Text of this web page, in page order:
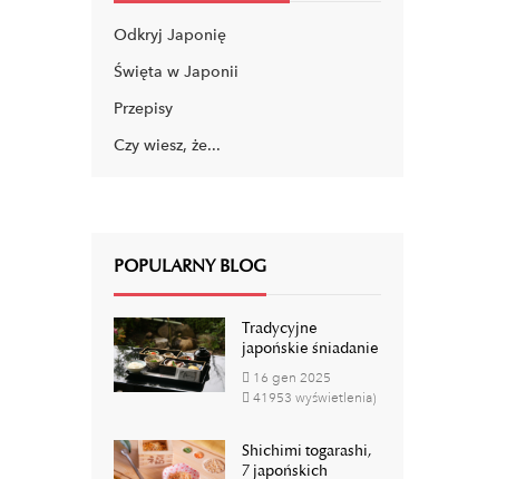
Odkryj Japonię
Święta w Japonii
Przepisy
Czy wiesz, że...
POPULARNY BLOG
Tradycyjne
japońskie śniadanie
16 gen 2025
41953 wyświetlenia)
Shichimi togarashi,
7 japońskich